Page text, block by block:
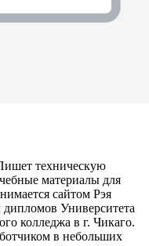
техническую
материалы для
сайтом Рэя
дипломов Университета
колледжа в г. Чикаго.
в небольших